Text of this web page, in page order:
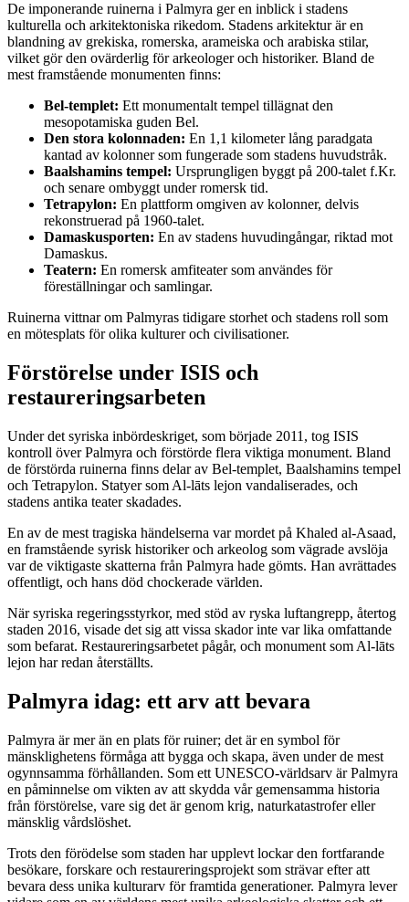
De imponerande ruinerna i Palmyra ger en inblick i stadens
kulturella och arkitektoniska rikedom. Stadens arkitektur är en
blandning av grekiska, romerska, arameiska och arabiska stilar,
vilket gör den ovärderlig för arkeologer och historiker. Bland de
mest framstående monumenten finns:
Bel-templet: Ett monumentalt tempel tillägnat den
mesopotamiska guden Bel.
Den stora kolonnaden: En 1,1 kilometer lång paradgata
kantad av kolonner som fungerade som stadens huvudstråk.
Baalshamins tempel: Ursprungligen byggt på 200-talet f.Kr.
och senare ombyggt under romersk tid.
Tetrapylon: En plattform omgiven av kolonner, delvis
rekonstruerad på 1960-talet.
Damaskusporten: En av stadens huvudingångar, riktad mot
Damaskus.
Teatern: En romersk amfiteater som användes för
föreställningar och samlingar.
Ruinerna vittnar om Palmyras tidigare storhet och stadens roll som
en mötesplats för olika kulturer och civilisationer.
Förstörelse under ISIS och
restaureringsarbeten
Under det syriska inbördeskriget, som började 2011, tog ISIS
kontroll över Palmyra och förstörde flera viktiga monument. Bland
de förstörda ruinerna finns delar av Bel-templet, Baalshamins tempel
och Tetrapylon. Statyer som Al-lāts lejon vandaliserades, och
stadens antika teater skadades.
En av de mest tragiska händelserna var mordet på Khaled al-Asaad,
en framstående syrisk historiker och arkeolog som vägrade avslöja
var de viktigaste skatterna från Palmyra hade gömts. Han avrättades
offentligt, och hans död chockerade världen.
När syriska regeringsstyrkor, med stöd av ryska luftangrepp, återtog
staden 2016, visade det sig att vissa skador inte var lika omfattande
som befarat. Restaureringsarbetet pågår, och monument som Al-lāts
lejon har redan återställts.
Palmyra idag: ett arv att bevara
Palmyra är mer än en plats för ruiner; det är en symbol för
mänsklighetens förmåga att bygga och skapa, även under de mest
ogynnsamma förhållanden. Som ett UNESCO-världsarv är Palmyra
en påminnelse om vikten av att skydda vår gemensamma historia
från förstörelse, vare sig det är genom krig, naturkatastrofer eller
mänsklig vårdslöshet.
Trots den förödelse som staden har upplevt lockar den fortfarande
besökare, forskare och restaureringsprojekt som strävar efter att
bevara dess unika kulturarv för framtida generationer. Palmyra lever